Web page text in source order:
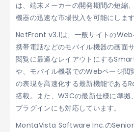
は、端末メーカーの開発期間の短縮
機器の迅速な市場投入を可能にします
NetFront v3.1は、一般サイトの
携帯電話などのモバイル機器の画面
閲覧に最適なレイアウトにする
や、モバイル機器でのWebページ閲
の表現を高速化する最新機能であ
搭載。また、W3Cの最新仕様に準拠
プラグインにも対応しています。
MontaVista Software Inc.の